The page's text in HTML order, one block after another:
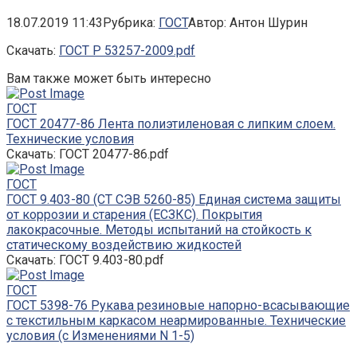
18.07.2019 11:43Рубрика: ГОСТАвтор: Антон Шурин
Скачать: ГОСТ Р 53257-2009.pdf
Вам также может быть интересно
ГОСТ
ГОСТ 20477-86 Лента полиэтиленовая с липким слоем.
Технические условия
Скачать: ГОСТ 20477-86.pdf
ГОСТ
ГОСТ 9.403-80 (СТ СЭВ 5260-85) Единая система защиты
от коррозии и старения (ЕСЗКС). Покрытия
лакокрасочные. Методы испытаний на стойкость к
статическому воздействию жидкостей
Скачать: ГОСТ 9.403-80.pdf
ГОСТ
ГОСТ 5398-76 Рукава резиновые напорно-всасывающие
с текстильным каркасом неармированные. Технические
условия (с Изменениями N 1-5)